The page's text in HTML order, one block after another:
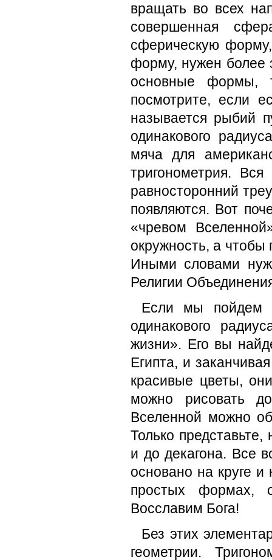
вращать во всех
совершенная
сферическую
форму, нужен более
основные формы,
посмотрите, если
называется рыбий
одинакового
мяча для
тригонометрия.
равносторонний
появляются. Вот
«чревом
окружность, а чтобы
Иными словами
Религии
Если мы пойдем
одинакового
жизни». Его вы
Египта, и
красивые цветы,
можно рисовать
Вселенной можно
Только
и до декагона. Все
основано на круге
простых формах,
Восславим Бога!
Без этих
геометрии.